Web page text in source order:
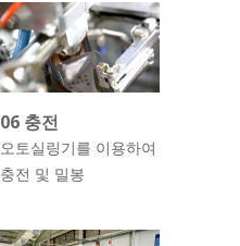
06 충전
오토실링기를 이용하여
충전 및 밀봉